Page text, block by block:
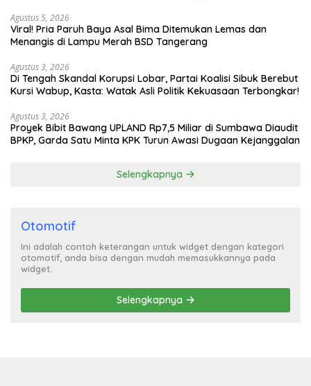
Agustus 5, 2026
Viral! Pria Paruh Baya Asal Bima Ditemukan Lemas dan
Menangis di Lampu Merah BSD Tangerang
Agustus 3, 2026
Di Tengah Skandal Korupsi Lobar, Partai Koalisi Sibuk Berebut
Kursi Wabup, Kasta: Watak Asli Politik Kekuasaan Terbongkar!
Agustus 3, 2026
Proyek Bibit Bawang UPLAND Rp7,5 Miliar di Sumbawa Diaudit
BPKP, Garda Satu Minta KPK Turun Awasi Dugaan Kejanggalan
Selengkapnya
Otomotif
Ini adalah contoh keterangan untuk widget dengan kategori
otomotif, anda bisa dengan mudah memasukkannya pada
widget.
Selengkapnya